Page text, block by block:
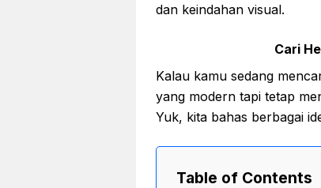
dan keindahan visual.
Cari
Kalau kamu sedang
yang modern tapi tetap
Yuk, kita bahas berbagai
Table of Contents